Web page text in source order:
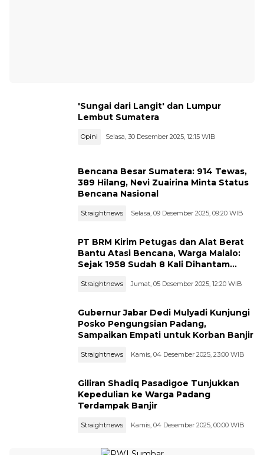
'Sungai dari Langit' dan Lumpur
Lembut Sumatera
Opini Selasa, 30 Desember 2025, 12:15 WIB
Bencana Besar Sumatera: 914 Tewas,
389 Hilang, Nevi Zuairina Minta Status
Bencana Nasional
Straightnews Selasa, 09 Desember 2025, 09:20 WIB
PT BRM Kirim Petugas dan Alat Berat
Bantu Atasi Bencana, Warga Malalo:
Sejak 1958 Sudah 8 Kali Dihantam
Straightnews Jumat, 05 Desember 2025, 12:20 WIB
Gubernur Jabar Dedi Mulyadi Kunjungi
Posko Pengungsian Padang,
Sampaikan Empati untuk Korban Banjir
Straightnews Kamis, 04 Desember 2025, 23:00 WIB
Giliran Shadiq Pasadigoe Tunjukkan
Kepedulian ke Warga Padang
Terdampak Banjir
Straightnews Kamis, 04 Desember 2025, 00:00 WIB